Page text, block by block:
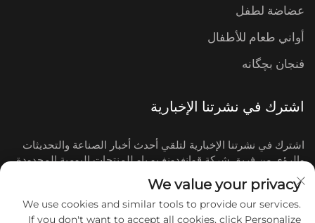
عضاضة لطفل
أواني طعام للأطفال
فنجان بچگانه
اشترك في نشرتنا الإخبارية
اشترك في نشرتنا الإخبارية لتلقي أحدث أخبار الصناعة والتحديثات
والرؤى من فريق شركة قوانغدونغ يو باو للمنتجات اليومية المحدودة.
اشترك
We value your privacy
We use cookies and similar tools to provide our services.
If you don't want to accept all cookies, click Personalize